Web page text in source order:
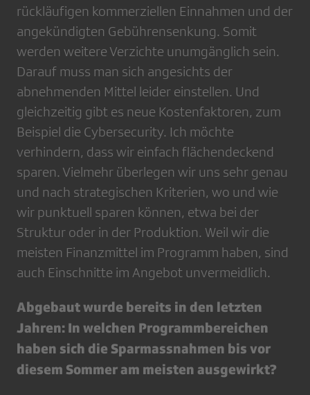
rückläufigen kommerziellen Einnahmen und der
angekündigten Gebührensenkung. Somit
werden weitere Verzichte unumgänglich sein.
Darauf muss man sich angesichts der
abnehmenden Mittel leider einstellen. Und
gleichzeitig gibt es neue Kostenfaktoren, zum
Beispiel die Cybersecurity. Ich möchte
verhindern, dass wir einfach flächendeckend
sparen. Vielmehr überlegen wir uns sehr genau
und nach strategischen Kriterien, wo und wie
wir punktuell sparen können, etwa bei der
Struktur oder in der Produktion. Weil wir die
meisten Finanzmittel im Programm haben, sind
auch Einschnitte im Angebot unvermeidlich.
Abgebaut wurde bereits in den letzten
Jahren: In welchen Programmbereichen
haben sich die Sparmassnahmen bis vor
diesem Sommer am meisten ausgewirkt?